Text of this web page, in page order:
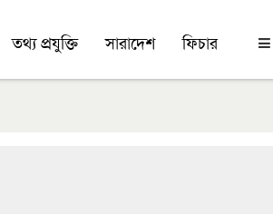
তথ্য প্রযুক্তি সারাদেশ ফিচার